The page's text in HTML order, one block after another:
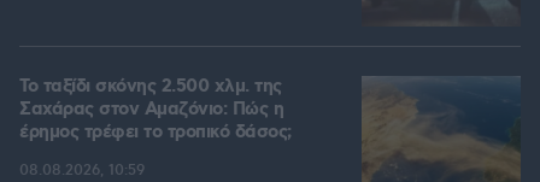
Το ταξίδι σκόνης 2.500 χλμ. της
Σαχάρας στον Αμαζόνιο: Πώς η
έρημος τρέφει το τροπικό δάσος;
08.08.2026, 10:59